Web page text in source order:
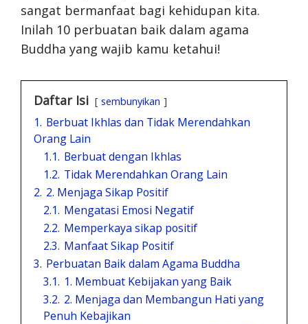
sangat bermanfaat bagi kehidupan kita.
Inilah 10 perbuatan baik dalam agama
Buddha yang wajib kamu ketahui!
Daftar Isi sembunyikan
1. Berbuat Ikhlas dan Tidak Merendahkan
Orang Lain
1.1. Berbuat dengan Ikhlas
1.2. Tidak Merendahkan Orang Lain
2. 2. Menjaga Sikap Positif
2.1. Mengatasi Emosi Negatif
2.2. Memperkaya sikap positif
2.3. Manfaat Sikap Positif
3. Perbuatan Baik dalam Agama Buddha
3.1. 1. Membuat Kebijakan yang Baik
3.2. 2. Menjaga dan Membangun Hati yang
Penuh Kebajikan